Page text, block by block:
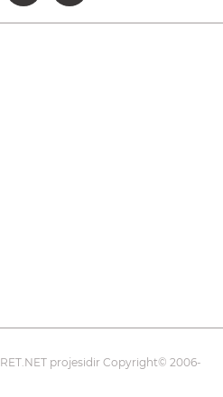
Basket, Egemen Güven
Özkan, Hayat Öykülerini
projesidir Copyright© 2006-